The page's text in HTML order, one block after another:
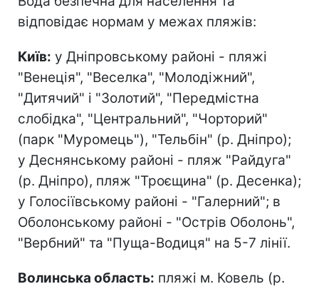
відповідає нормам у межах пляжів:
Київ: у Дніпровському районі - пляжі
"Венеція", "Веселка", "Молодіжний",
"Дитячий" і "Золотий", "Передмістна
слобідка", "Центральний", "Чорторий"
(парк "Муромець"), "Тельбін" (р. Дніпро);
у Деснянському районі - пляж "Райдуга"
(р. Дніпро), пляж "Троєщина" (р. Десенка);
у Голосіївському районі - "Галерний"; в
Оболонському районі - "Острів Оболонь",
"Вербний" та "Пуща-Водиця" на 5-7 лінії.
Волинська область: пляжі м. Ковель (р.